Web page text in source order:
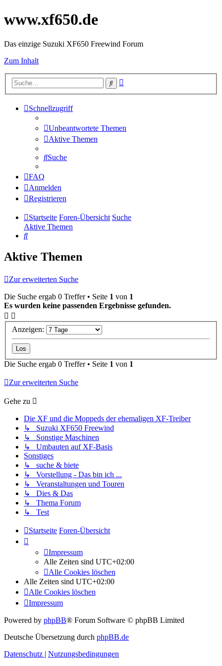
www.xf650.de
Das einzige Suzuki XF650 Freewind Forum
Zum Inhalt
Suche
Schnellzugriff
Unbeantwortete Themen
Aktive Themen
Suche
FAQ
Anmelden
Registrieren
Startseite Foren-Übersicht Suche
Aktive Themen
Suche
Aktive Themen
Zur erweiterten Suche
Die Suche ergab 0 Treffer • Seite 1 von 1
Es wurden keine passenden Ergebnisse gefunden.
Anzeigen:
Die Suche ergab 0 Treffer • Seite 1 von 1
Zur erweiterten Suche
Gehe zu
Die XF und die Moppeds der ehemaligen XF-Treiber
↳ Suzuki XF650 Freewind
↳ Sonstige Maschinen
↳ Umbauten auf XF-Basis
Sonstiges
↳ suche & biete
↳ Vorstellung - Das bin ich ...
↳ Veranstaltungen und Touren
↳ Dies & Das
↳ Thema Forum
↳ Test
Startseite Foren-Übersicht
Impressum
Alle Zeiten sind UTC+02:00
Alle Cookies löschen
Alle Zeiten sind UTC+02:00
Alle Cookies löschen
Impressum
Powered by phpBB® Forum Software © phpBB Limited
Deutsche Übersetzung durch phpBB.de
Datenschutz | Nutzungsbedingungen